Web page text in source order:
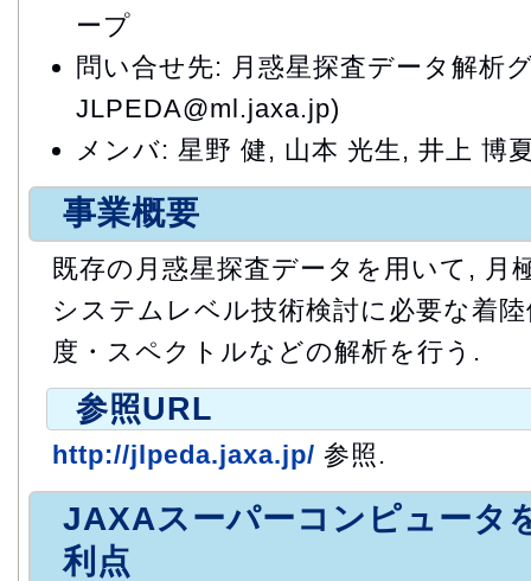
ープ
問い合せ先: 月惑星探査データ解析
JLPEDA@ml.jaxa.jp)
メンバ: 星野 健, 山本 光生, 井上 博
事業概要
既存の月惑星探査データを用いて, 月
システムレベル技術検討に必要な着
度・スペクトルなどの解析を行う.
参照URL
http://jlpeda.jaxa.jp/ 参照.
JAXAスーパーコンピュータ
利点